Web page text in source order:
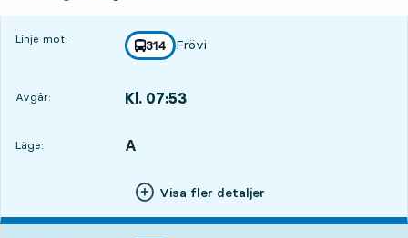
Linje mot: linje
314
mot
Frövi
,
Avgår: Kl. 07:53
Läge:
LÄGE, A
,
Visa fler detaljer